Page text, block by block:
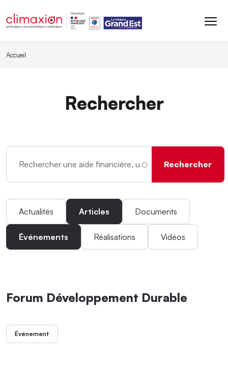
Accueil
Rechercher
Actualités Articles Documents
Événements Réalisations Vidéos
Forum Développement Durable
Événement